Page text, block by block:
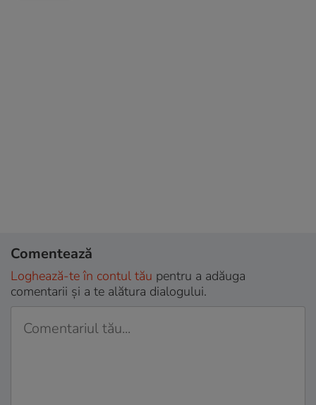
Comentează
Loghează-te în contul tău pentru a adăuga
comentarii și a te alătura dialogului.